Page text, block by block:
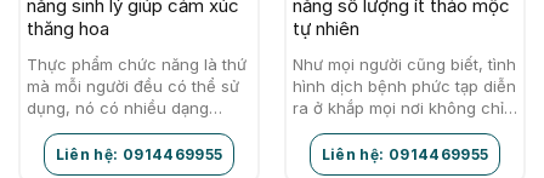
năng sinh lý giúp cảm xúc
thăng hoa
Thực phẩm chức năng là thứ
mà mỗi người đều có thể sử
dụng, nó có nhiều dạng
cùng nhiều công dụng hỗ trợ
các chức năng khác…
Liên hệ: 0914469955
năng số lượng ít thảo mộc
tự nhiên
Như mọi người cũng biết, tình
hình dịch bệnh phức tạp diễn
ra ở khắp mọi nơi không chỉ
Việt Nam mà còn các nước
khác. Loại dịch…
Liên hệ: 0914469955